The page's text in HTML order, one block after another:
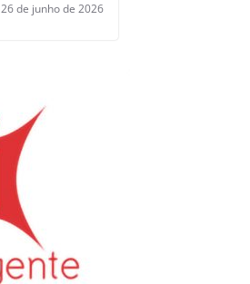
26 de junho de 2026